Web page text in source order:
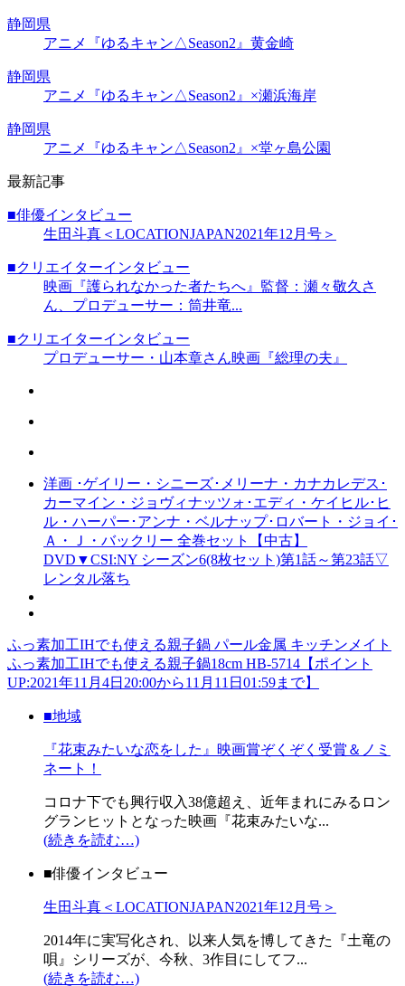
静岡県
アニメ『ゆるキャン△Season2』黄金崎
静岡県
アニメ『ゆるキャン△Season2』×瀬浜海岸
静岡県
アニメ『ゆるキャン△Season2』×堂ヶ島公園
最新記事
■俳優インタビュー
生田斗真＜LOCATIONJAPAN2021年12月号＞
■クリエイターインタビュー
映画『護られなかった者たちへ』監督：瀬々敬久さ
ん、プロデューサー：筒井竜...
■クリエイターインタビュー
プロデューサー・山本章さん映画『総理の夫』
洋画 ･ゲイリー・シニーズ･メリーナ・カナカレデス･
カーマイン・ジョヴィナッツォ･エディ・ケイヒル･ヒ
ル・ハーパー･アンナ・ベルナップ･ロバート・ジョイ･
Ａ・Ｊ・バックリー 全巻セット【中古】
DVD▼CSI:NY シーズン6(8枚セット)第1話～第23話▽
レンタル落ち
ふっ素加工IHでも使える親子鍋 パール金属 キッチンメイト
ふっ素加工IHでも使える親子鍋18cm HB-5714【ポイント
UP:2021年11月4日20:00から11月11日01:59まで】
■地域
『花束みたいな恋をした』映画賞ぞくぞく受賞＆ノミ
ネート！
コロナ下でも興行収入38億超え、近年まれにみるロン
グランヒットとなった映画『花束みたいな...
(続きを読む…)
■俳優インタビュー
生田斗真＜LOCATIONJAPAN2021年12月号＞
2014年に実写化され、以来人気を博してきた『土竜の
唄』シリーズが、今秋、3作目にしてフ...
(続きを読む…)